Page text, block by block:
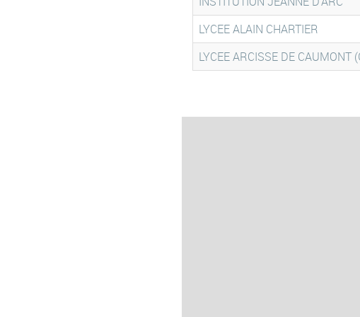
LYCEE ALAIN CHARTIER
LYCEE ARCISSE DE CAUMONT